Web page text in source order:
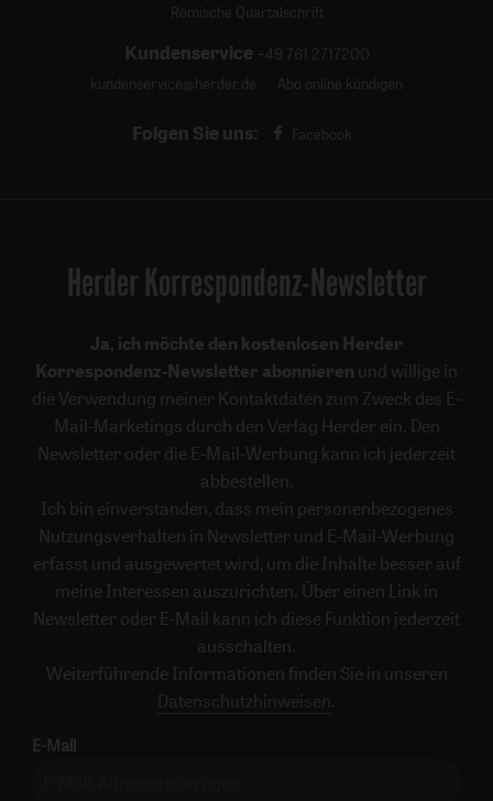
Römische Quartalschrift
Kundenservice +49 761 2717200
kundenservice@herder.de
Abo online kündigen
Folgen Sie uns: Facebook
Herder Korrespondenz-Newsletter
Ja, ich möchte den kostenlosen Herder
Korrespondenz-Newsletter abonnieren und willige in
die Verwendung meiner Kontaktdaten zum Zweck des E-
Mail-Marketings durch den Verlag Herder ein. Den
Newsletter oder die E-Mail-Werbung kann ich jederzeit
abbestellen.
Ich bin einverstanden, dass mein personenbezogenes
Nutzungsverhalten in Newsletter und E-Mail-Werbung
erfasst und ausgewertet wird, um die Inhalte besser auf
meine Interessen auszurichten. Über einen Link in
Newsletter oder E-Mail kann ich diese Funktion jederzeit
ausschalten.
Weiterführende Informationen finden Sie in unseren
Datenschutzhinweisen .
E-Mail